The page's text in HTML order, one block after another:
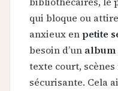
qui bloque ou
anxieux en petite
besoin d’un album
texte court,
sécurisante. Cela